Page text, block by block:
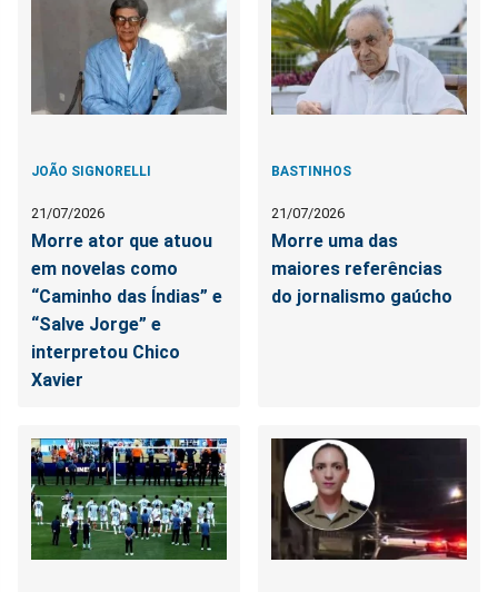
JOÃO SIGNORELLI
21/07/2026
Morre ator que atuou
em novelas como
“Caminho das Índias” e
“Salve Jorge” e
interpretou Chico
Xavier
BASTINHOS
21/07/2026
Morre uma das
maiores referências
do jornalismo gaúcho